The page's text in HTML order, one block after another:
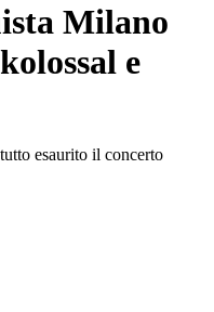
Milano
e
esaurito il concerto